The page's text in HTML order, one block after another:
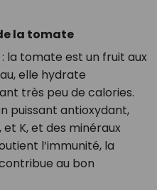
la tomate
la tomate est un fruit aux
elle hydrate
très peu de calories.
puissant antioxydant,
et K, et des minéraux
l’immunité, la
au bon